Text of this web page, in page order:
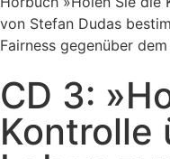
von Stefan Dudas
Fairness gegenüber
CD 3:
Kontrolle